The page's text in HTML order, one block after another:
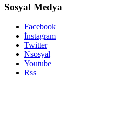
Sosyal Medya
Facebook
İnstagram
Twitter
Nsosyal
Youtube
Rss